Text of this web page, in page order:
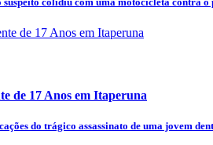
de 17 Anos em Itaperuna
do trágico assassinato de uma jovem